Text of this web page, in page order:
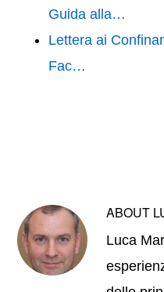
Guida alla…
Lettera ai
Fac…
ABOUT
Luca